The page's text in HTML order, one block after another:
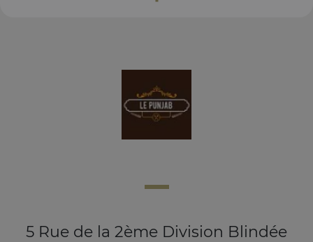
5 Rue de la 2ème Division Blindée